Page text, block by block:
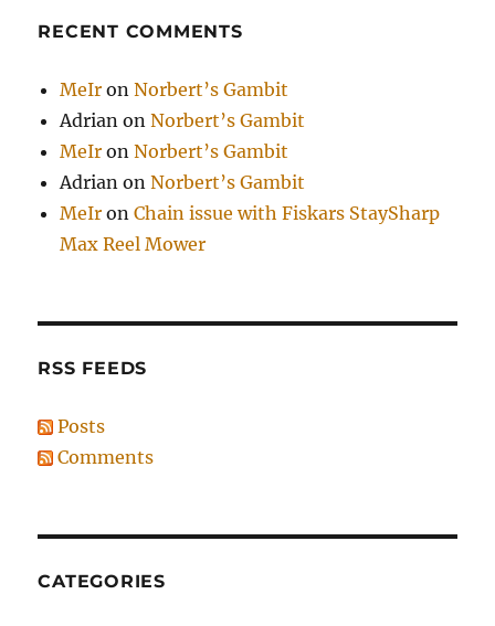
RECENT COMMENTS
MeIr onNorbert’s Gambit
Adrian onNorbert’s Gambit
MeIr onNorbert’s Gambit
Adrian onNorbert’s Gambit
MeIr onChain issue with Fiskars StaySharp
Max Reel Mower
RSS FEEDS
Posts
Comments
CATEGORIES